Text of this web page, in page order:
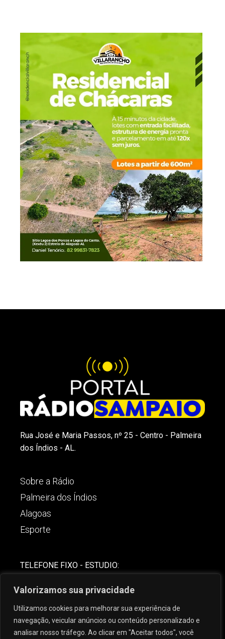
Valorizamos sua privacidade
Utilizamos cookies para melhorar sua experiência de
navegação, veicular anúncios ou conteúdo personalizado e
analisar nosso tráfego. Ao clicar em "Aceitar todos", você
Rua José e Maria Passos, nº 25 - Centro - Palmeira
dos Índios - AL.
Sobre a Rádio
Palmeira dos Índios
Alagoas
Esporte
TELEFONE FIXO - ESTUDIO:
(82) 99621-8806